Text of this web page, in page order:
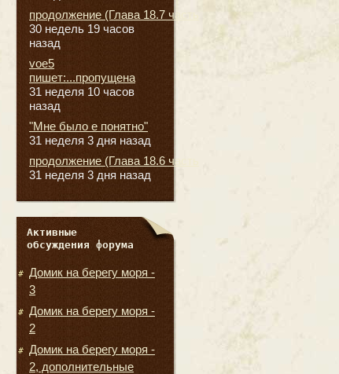
продолжение (Глава 18.7 часть
30 недель 19 часов
назад
voe5
пишет:...пропущена
31 неделя 10 часов
назад
"Мне было е понятно"
31 неделя 3 дня назад
продолжение (Глава 18.6 часть
31 неделя 3 дня назад
Активные
обсуждения форума
Домик на берегу моря -
3
Домик на берегу моря -
2
Домик на берегу моря -
2, дополнительные